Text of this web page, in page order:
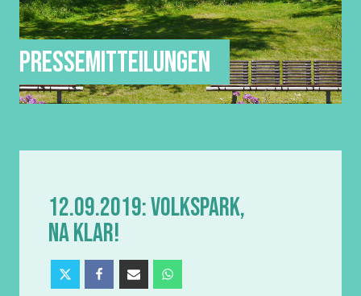
PRESSEMITTEILUNGEN
12.09.2019: VOLKSPARK,
NA KLAR!